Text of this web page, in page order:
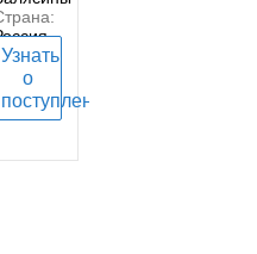
Узнать
о
поступлении